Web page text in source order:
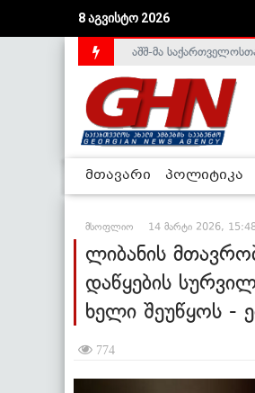
8 აგვისტო 2026
საქართველოს დე-
აშშ-მა
მთავარი პოლიტიკა
მსოფლიო 14 მარტი 2026,
ლიბანის
დაწყების
ხელი შეუწყოს -
774